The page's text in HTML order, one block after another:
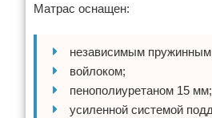
Матрас оснащен:
независимым
войлоком;
пенополиуретаном 15 мм;
усиленной системой